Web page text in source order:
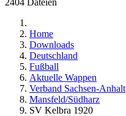
Home
Downloads
Deutschland
Fußball
Aktuelle Wappen
Verband Sachsen-Anhalt
Mansfeld/Südharz
SV Kelbra 1920